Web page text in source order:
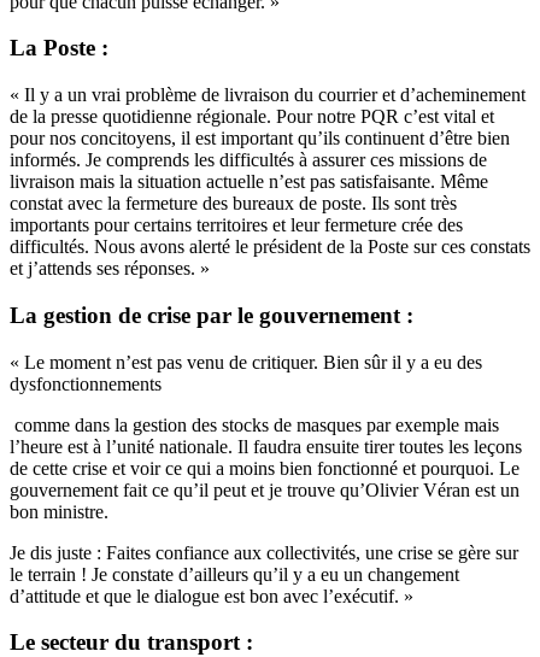
La Poste :
« Il y a un vrai problème de livraison du courrier et d’acheminement
de la presse quotidienne régionale. Pour notre PQR c’est vital et
pour nos concitoyens, il est important qu’ils continuent d’être bien
informés. Je comprends les difficultés à assurer ces missions de
livraison mais la situation actuelle n’est pas satisfaisante. Même
constat avec la fermeture des bureaux de poste. Ils sont très
importants pour certains territoires et leur fermeture crée des
difficultés. Nous avons alerté le président de la Poste sur ces constats
et j’attends ses réponses. »
La gestion de crise par le gouvernement :
« Le moment n’est pas venu de critiquer. Bien sûr il y a eu des
dysfonctionnements
comme dans la gestion des stocks de masques par exemple mais
l’heure est à l’unité nationale. Il faudra ensuite tirer toutes les leçons
de cette crise et voir ce qui a moins bien fonctionné et pourquoi. Le
gouvernement fait ce qu’il peut et je trouve qu’Olivier Véran est un
bon ministre.
Je dis juste : Faites confiance aux collectivités, une crise se gère sur
le terrain ! Je constate d’ailleurs qu’il y a eu un changement
d’attitude et que le dialogue est bon avec l’exécutif. »
Le secteur du transport :